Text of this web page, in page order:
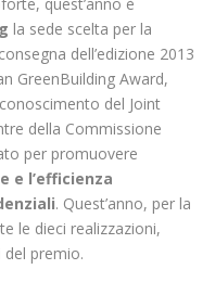
la sede scelta per la
dell’edizione 2013
GreenBuilding Award,
del Joint
della Commissione
per promuovere
e l’efficienza
. Quest’anno, per la
le dieci realizzazioni,
premio.